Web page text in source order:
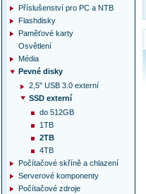
Příslušenství pro PC a NTB
Flashdisky
Paměťové karty
Osvětlení
Média
Pevné disky
2,5" USB 3.0 externí
SSD externí
do 512GB
1TB
2TB
4TB
Počítačové skříně a chlazení
Serverové komponenty
Počítačové zdroje